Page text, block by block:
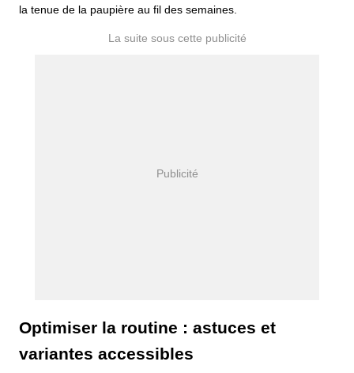
la tenue de la paupière au fil des semaines.
Optimiser la routine : astuces et
variantes accessibles